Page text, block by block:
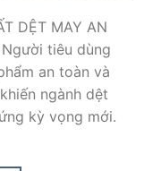
DỆT MAY AN
Người tiêu dùng
an toàn và
ngành dệt
kỳ vọng mới.